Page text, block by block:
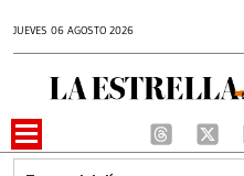
JUEVES 06 AGOSTO 2026